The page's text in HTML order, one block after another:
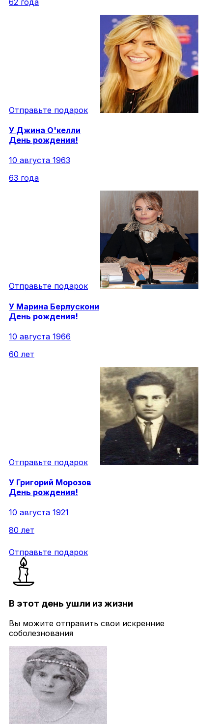
Отправьте подарок
У Джина О'келли
День рождения!
10 августа 1963
63 года
Отправьте подарок
У Марина Берлускони
День рождения!
10 августа 1966
60 лет
Отправьте подарок
У Григорий Морозов
День рождения!
10 августа 1921
80 лет
Отправьте подарок
В этот день ушли из жизни
Вы можите отправить свои искренние
соболезнования